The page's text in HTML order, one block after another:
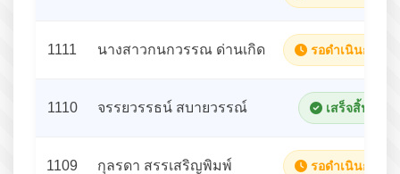
1111 นางสาวกนกวรรณ ด่านเกิด รอดำเนินการ
1110 จรรยวรรธน์ สบายวรรณ์ เสร็จสิ้น
1109 กุลรดา สรรเสริญพิมพ์ รอดำเนินการ